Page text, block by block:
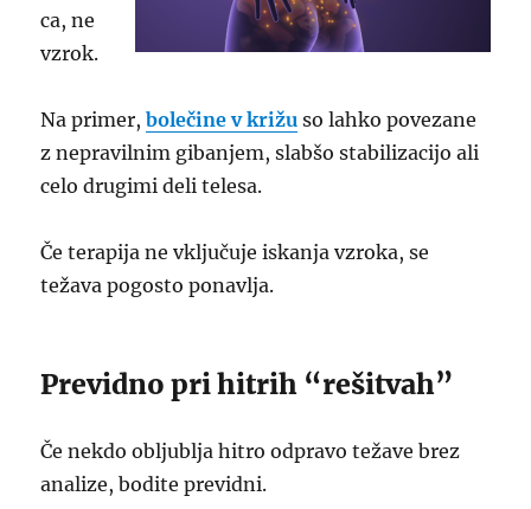
ca, ne
vzrok.
Na primer,bolečine v križu so lahko povezane
z nepravilnim gibanjem, slabšo stabilizacijo ali
celo drugimi deli telesa.
Če terapija ne vključuje iskanja vzroka, se
težava pogosto ponavlja.
Previdno pri hitrih “rešitvah”
Če nekdo obljublja hitro odpravo težave brez
analize, bodite previdni.